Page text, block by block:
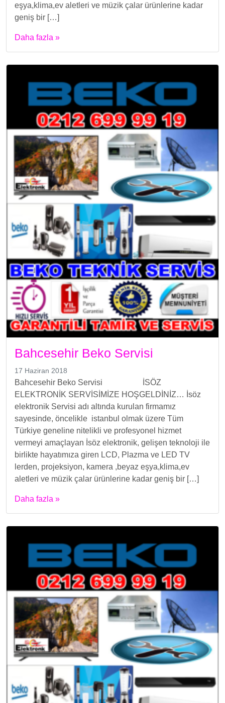
eşya,klima,ev aletleri ve müzik çalar ürünlerine kadar
geniş bir […]
Daha fazla »
Bahcesehir Beko Servisi
17 Haziran 2018
Bahcesehir Beko Servisi İSÖZ
ELEKTRONİK SERVİSİMİZE HOŞGELDİNİZ… İsöz
elektronik Servisi adı altında kurulan firmamız
sayesinde, öncelikle istanbul olmak üzere Tüm
Türkiye geneline nitelikli ve profesyonel hizmet
vermeyi amaçlayan İsöz elektronik, gelişen teknoloji ile
birlikte hayatımıza giren LCD, Plazma ve LED TV
lerden, projeksiyon, kamera ,beyaz eşya,klima,ev
aletleri ve müzik çalar ürünlerine kadar geniş bir […]
Daha fazla »